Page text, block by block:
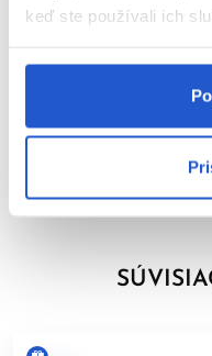
keď ste používali ich
BEZPEČNOSTNÉ
Farby na vlasy môžu
Parametre
Značka